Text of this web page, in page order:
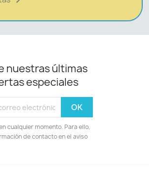
nuestras últimas
especiales
cualquier momento. Para ello,
de contacto en el aviso